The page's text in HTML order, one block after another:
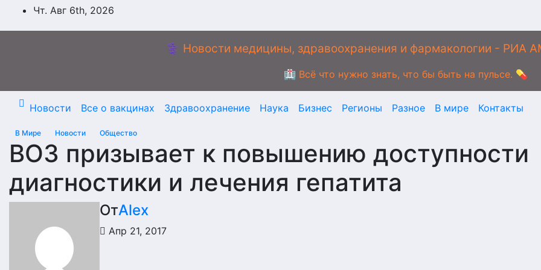
ПерейтиЧт. Авг 6th, 2026
⚕️ Новости медицины, здравоохранения и фармакологии -
🏥 Всё что нужно знать, что бы быть на пульсе. 💊
Новости Все о вакцинах Здравоохранение Наука Бизнес Регионы Разное В мире Контакты
В Мире Новости Общество
ВОЗ призывает к повышению доступности
диагностики и лечения гепатита
ОтAlex
Апр 21, 2017